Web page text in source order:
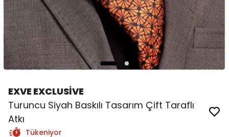
EXVE EXCLUSİVE
Turuncu Siyah Baskılı Tasarım Çift Taraflı
Atkı
Tükeniyor